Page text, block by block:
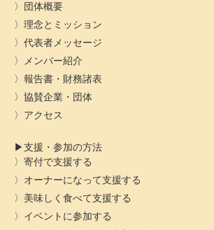
団体概要
理念とミッション
代表者メッセージ
メンバー紹介
報告書・財務諸表
協賛企業・団体
アクセス
支援・参加の方法
寄付で支援する
オーナーになって支援する
美味しく食べて支援する
イベントに参加する